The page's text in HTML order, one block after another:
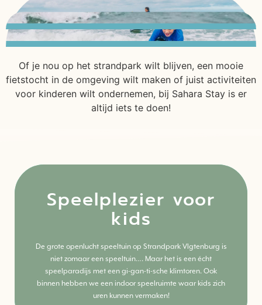
Of je nou op het strandpark wilt blijven, een mooie
fietstocht in de omgeving wilt maken of juist activiteiten
voor kinderen wilt ondernemen, bij Sahara Stay is er
altijd iets te doen!
Speelplezier voor
kids
De grote openlucht speeltuin op Strandpark Vlgtenburg is
niet zomaar een speeltuin…. Maar het is een écht
speelparadijs met een gi-gan-ti-sche klimtoren. Ook
binnen hebben we een indoor speelruimte waar kids zich
uren kunnen vermaken!
Meer weten? Lees alles over deze activiteit.